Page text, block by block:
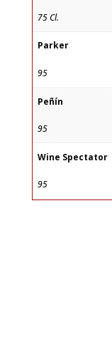
75 Cl.
Parker
95
Peñín
95
Wine Spectator
95